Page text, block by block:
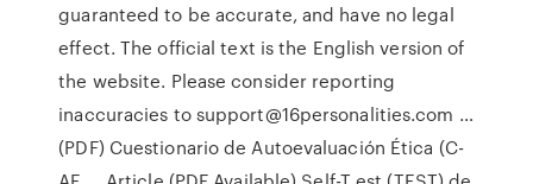
guaranteed to be accurate, and have no legal
effect. The official text is the English version of
the website. Please consider reporting
inaccuracies to support@16personalities.com …
(PDF) Cuestionario de Autoevaluación Ética (C-